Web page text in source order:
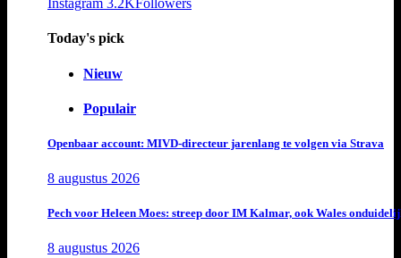
Instagram 3.2KFollowers
Today's pick
Nieuw
Populair
Openbaar account: MIVD-directeur jarenlang te volgen via Strava
8 augustus 2026
Pech voor Heleen Moes: streep door IM Kalmar, ook Wales
8 augustus 2026